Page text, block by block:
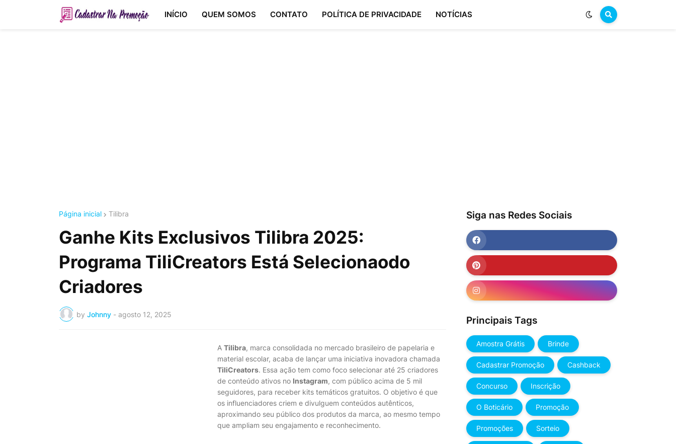
INÍCIO QUEM SOMOS CONTATO POLÍTICA DE PRIVACIDADE NOTÍCIAS
Página inicial Tilibra
Ganhe Kits Exclusivos Tilibra 2025:
Programa TiliCreators Está Selecionaodo
Criadores
by Johnny - agosto 12, 2025
A Tilibra, marca consolidada no mercado brasileiro de papelaria e
material escolar, acaba de lançar uma iniciativa inovadora chamada
TiliCreators. Essa ação tem como foco selecionar até 25 criadores
de conteúdo ativos no Instagram, com público acima de 5 mil
seguidores, para receber kits temáticos gratuitos. O objetivo é que
os influenciadores criem e divulguem conteúdos autênticos,
aproximando seu público dos produtos da marca, ao mesmo tempo
que ampliam seu engajamento e reconhecimento.
Siga nas Redes Sociais
Principais Tags
Amostra Grátis Brinde
Cadastrar Promoção Cashback
Concurso Inscrição
O Boticário Promoção
Promoções Sorteio